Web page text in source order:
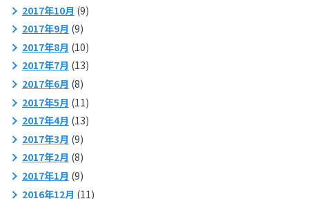
2017年10月 (9)
2017年9月 (9)
2017年8月 (10)
2017年7月 (13)
2017年6月 (8)
2017年5月 (11)
2017年4月 (13)
2017年3月 (9)
2017年2月 (8)
2017年1月 (9)
2016年12月 (11)